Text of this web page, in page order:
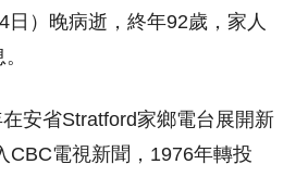
日）晚病逝，終年92歲，家人
安省Stratford家鄉電台展開新
CBC電視新聞，1976年轉投